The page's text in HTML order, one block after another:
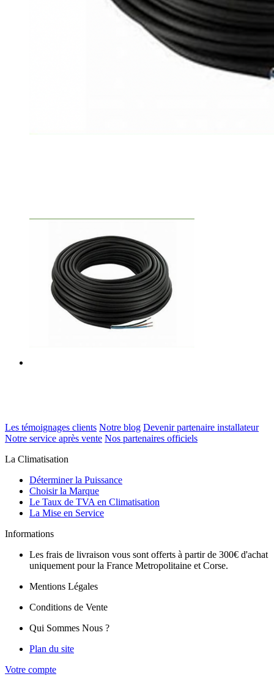
Les témoignages clients Notre blog Devenir partenaire installateur
Notre service après vente Nos partenaires officiels
La Climatisation
Déterminer la Puissance
Choisir la Marque
Le Taux de TVA en Climatisation
La Mise en Service
Informations
Les frais de livraison vous sont offerts à partir de 300€ d'achat
uniquement pour la France Metropolitaine et Corse.
Mentions Légales
Conditions de Vente
Qui Sommes Nous ?
Plan du site
Votre compte